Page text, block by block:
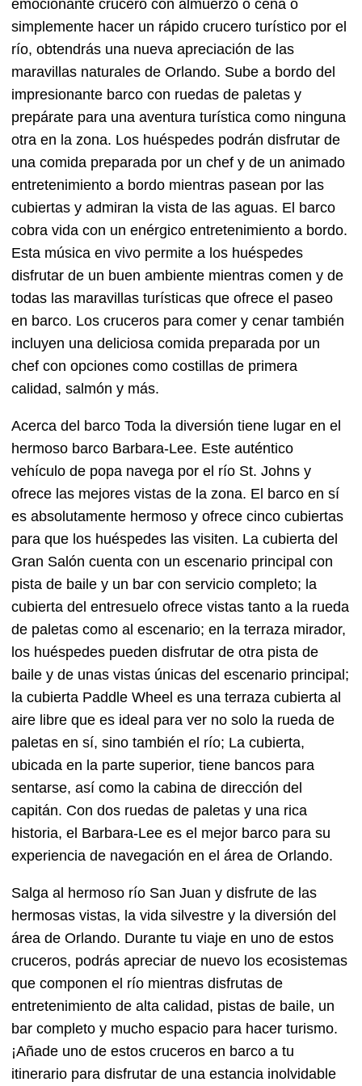
emocionante crucero con almuerzo o cena o
simplemente hacer un rápido crucero turístico por el
río, obtendrás una nueva apreciación de las
maravillas naturales de Orlando. Sube a bordo del
impresionante barco con ruedas de paletas y
prepárate para una aventura turística como ninguna
otra en la zona. Los huéspedes podrán disfrutar de
una comida preparada por un chef y de un animado
entretenimiento a bordo mientras pasean por las
cubiertas y admiran la vista de las aguas. El barco
cobra vida con un enérgico entretenimiento a bordo.
Esta música en vivo permite a los huéspedes
disfrutar de un buen ambiente mientras comen y de
todas las maravillas turísticas que ofrece el paseo
en barco. Los cruceros para comer y cenar también
incluyen una deliciosa comida preparada por un
chef con opciones como costillas de primera
calidad, salmón y más.
Acerca del barco Toda la diversión tiene lugar en el
hermoso barco Barbara-Lee. Este auténtico
vehículo de popa navega por el río St. Johns y
ofrece las mejores vistas de la zona. El barco en sí
es absolutamente hermoso y ofrece cinco cubiertas
para que los huéspedes las visiten. La cubierta del
Gran Salón cuenta con un escenario principal con
pista de baile y un bar con servicio completo; la
cubierta del entresuelo ofrece vistas tanto a la rueda
de paletas como al escenario; en la terraza mirador,
los huéspedes pueden disfrutar de otra pista de
baile y de unas vistas únicas del escenario principal;
la cubierta Paddle Wheel es una terraza cubierta al
aire libre que es ideal para ver no solo la rueda de
paletas en sí, sino también el río; La cubierta,
ubicada en la parte superior, tiene bancos para
sentarse, así como la cabina de dirección del
capitán. Con dos ruedas de paletas y una rica
historia, el Barbara-Lee es el mejor barco para su
experiencia de navegación en el área de Orlando.
Salga al hermoso río San Juan y disfrute de las
hermosas vistas, la vida silvestre y la diversión del
área de Orlando. Durante tu viaje en uno de estos
cruceros, podrás apreciar de nuevo los ecosistemas
que componen el río mientras disfrutas de
entretenimiento de alta calidad, pistas de baile, un
bar completo y mucho espacio para hacer turismo.
¡Añade uno de estos cruceros en barco a tu
itinerario para disfrutar de una estancia inolvidable